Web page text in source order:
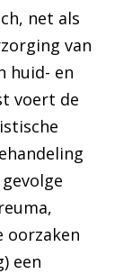
net als
van
huid- en
voert de
oorzaken
een